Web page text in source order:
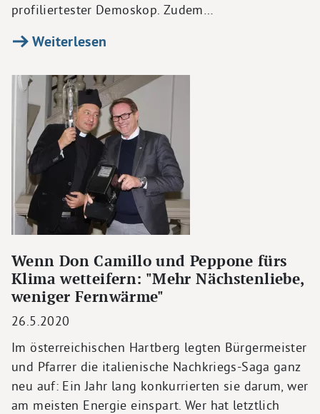
profiliertester Demoskop. Zudem…
Weiterlesen
Wenn Don Camillo und Peppone fürs
Klima wetteifern: "Mehr Nächstenliebe,
weniger Fernwärme"
26.5.2020
Im österreichischen Hartberg legten Bürgermeister
und Pfarrer die italienische Nachkriegs-Saga ganz
neu auf: Ein Jahr lang konkurrierten sie darum, wer
am meisten Energie einspart. Wer hat letztlich